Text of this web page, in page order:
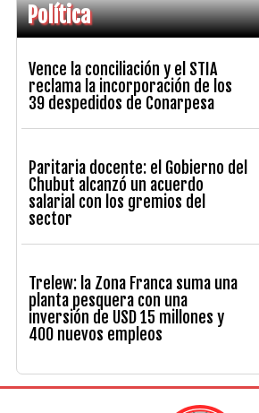
Política
Vence la conciliación y el STIA
reclama la incorporación de los
39 despedidos de Conarpesa
Paritaria docente: el Gobierno del
Chubut alcanzó un acuerdo
salarial con los gremios del
sector
Trelew: la Zona Franca suma una
planta pesquera con una
inversión de USD 15 millones y
400 nuevos empleos